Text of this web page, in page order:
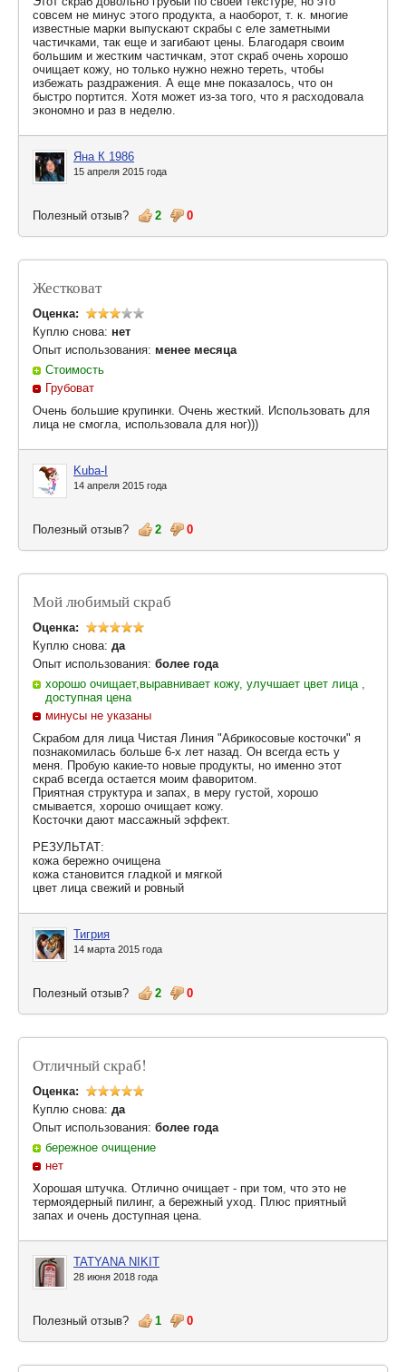
совсем не минус этого продукта, а наоборот, т. к. многие
известные марки выпускают скрабы с еле заметными
частичками, так еще и загибают цены. Благодаря своим
большим и жестким частичкам, этот скраб очень хорошо
очищает кожу, но только нужно нежно тереть, чтобы
избежать раздражения. А еще мне показалось, что он
быстро портится. Хотя может из-за того, что я расходовала
экономно и раз в неделю.
Яна К 1986
15 апреля 2015 года
Полезный отзыв? 2 0
Жестковат
Оценка:
Куплю снова: нет
Опыт использования: менее месяца
Стоимость
Грубоват
Очень большие крупинки. Очень жесткий. Использовать для
лица не смогла, использовала для ног)))
Kuba-I
14 апреля 2015 года
Полезный отзыв? 2 0
Мой любимый скраб
Оценка:
Куплю снова: да
Опыт использования: более года
хорошо очищает,выравнивает кожу, улучшает цвет лица ,
доступная цена
минусы не указаны
Скрабом для лица Чистая Линия "Абрикосовые косточки" я
познакомилась больше 6-х лет назад. Он всегда есть у
меня. Пробую какие-то новые продукты, но именно этот
скраб всегда остается моим фаворитом.
Приятная структура и запах, в меру густой, хорошо
смывается, хорошо очищает кожу.
Косточки дают массажный эффект.
РЕЗУЛЬТАТ:
кожа бережно очищена
кожа становится гладкой и мягкой
цвет лица свежий и ровный
Тигрия
14 марта 2015 года
Полезный отзыв? 2 0
Отличный скраб!
Оценка:
Куплю снова: да
Опыт использования: более года
бережное очищение
нет
Хорошая штучка. Отлично очищает - при том, что это не
термоядерный пилинг, а бережный уход. Плюс приятный
запах и очень доступная цена.
TATYANA NIKIT
28 июня 2018 года
Полезный отзыв? 1 0